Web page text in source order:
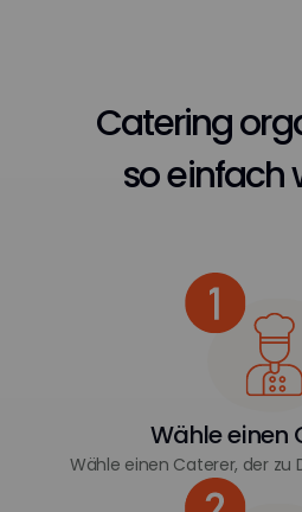
Catering
so einfach
Wähle einen
Wähle einen Caterer, der zu